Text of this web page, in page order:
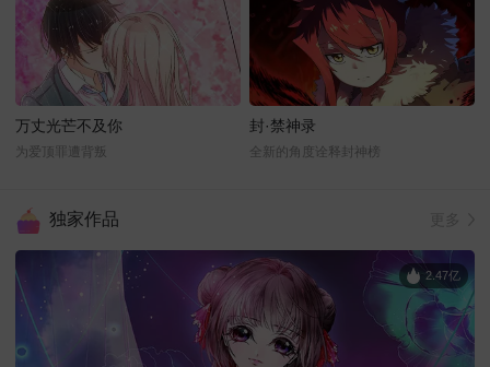
万丈光芒不及你
为爱顶罪遭背叛
封·禁神录
全新的角度诠释封神榜
独家作品
2.47亿